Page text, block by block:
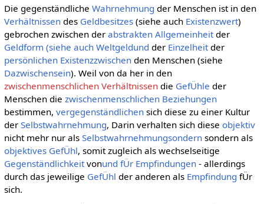
Die gegenständliche Wahrnehmung der Menschen ist in den
Verhältnissendes Geldbesitzes(siehe auch Existenzwert)
gebrochen zwischen der abstrakten Allgemeinheitder
Geldform (siehe auch Weltgeldund der Einzelheitder
persönlichen Existenzzwischenden Menschen (siehe
Dazwischensein). Weil von da her in den
zwischenmenschlichen Verhältnissendie GefÜhle der
Menschen die zwischenmenschlichen Beziehungen
bestimmen, vergegenständlichensich diese zu einer Kultur
der Selbstwahrnehmung, Darin verhalten sich diese objektiv
nicht mehr nur als Selbstwahrnehmungsondernsondern als
objektives GefÜhl, somit zugleich als wechselseitige
Gegenständlichkeitvonund fÜr Empfindungen- allerdings
durch das jeweilige GefÜhl der anderen als Empfindung fÜr
sich.